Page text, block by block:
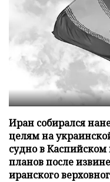
Иран собирался
целям на
судно в Каспийском
планов после
иранского